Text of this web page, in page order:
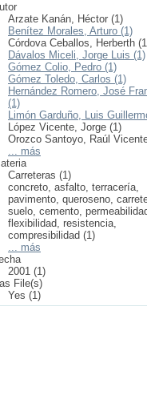
Arzate Kanán, Héctor (1)
Benítez Morales, Arturo (1)
Córdova Ceballos, Herberth
Dávalos Miceli, Jorge Luis (1)
Gómez Colio, Pedro (1)
Gómez Toledo, Carlos (1)
Hernández Romero, José
(1)
Limón Garduño, Luis
López Vicente, Jorge (1)
Orozco Santoyo, Raúl
... más
Carreteras (1)
concreto, asfalto, terracería,
pavimento, queroseno,
suelo, cemento,
flexibilidad, resistencia,
compresibilidad (1)
... más
2001 (1)
File(s)
Yes (1)